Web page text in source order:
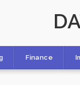
Finance